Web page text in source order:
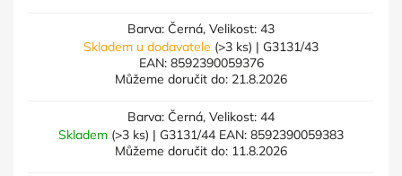
Barva: Černá, Velikost: 43
Skladem u dodavatele (>3 ks) | G3131/43
EAN: 8592390059376
Můžeme doručit do: 21.8.2026
Barva: Černá, Velikost: 44
Skladem (>3 ks) | G3131/44 EAN: 8592390059383
Můžeme doručit do: 11.8.2026